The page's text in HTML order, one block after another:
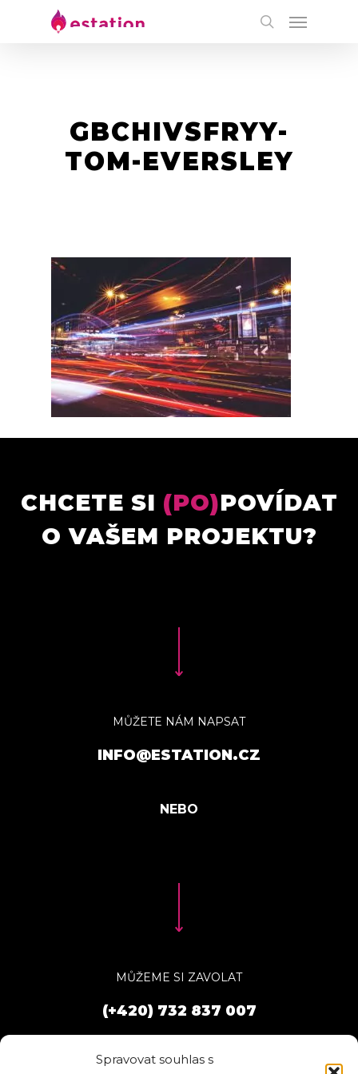
Spravovat souhlas s
GBCHIVSFRYY-
TOM-EVERSLEY
CHCETE SI (PO)POVÍDAT
O VAŠEM PROJEKTU?
MŮŽETE NÁM NAPSAT
INFO@ESTATION.CZ
MŮŽEME SI ZAVOLAT
(+420) 732 837 007